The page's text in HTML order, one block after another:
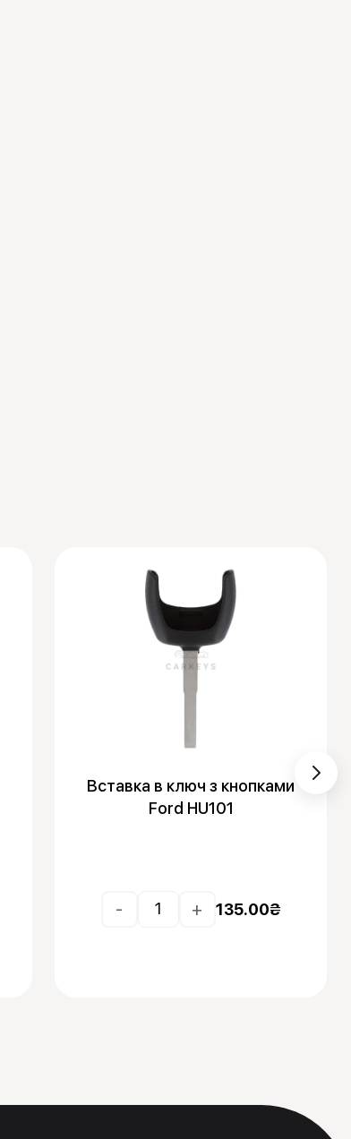
Вставка в ключ з кнопками
Ford HU101
- + 135.00₴